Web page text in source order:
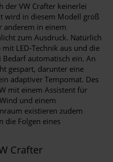
der VW Crafter keinerlei
wird in diesem Modell groß
anderem in einem
zum Ausdruck. Natürlich
LED-Technik aus und die
Bedarf automatisch ein. An
gespart, darunter eine
adaptiver Tempomat. Des
mit einem Assistent für
und einem
existieren zudem
die Folgen eines
Crafter